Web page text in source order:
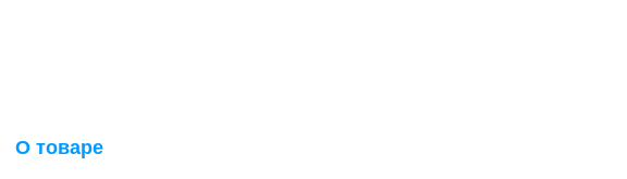
О товаре